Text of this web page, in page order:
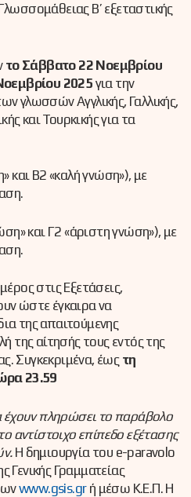
Β’ εξεταστικής
το Σάββατο 22 Νοεμβρίου
2025 για την
γλωσσών Αγγλικής, Γαλλικής,
και Τουρκικής για τα
και Β2 «καλή γνώση»), με
και Γ2 «άριστη γνώση»), με
στις Εξετάσεις,
ώστε έγκαιρα να
της απαιτούμενης
της αίτησής τους εντός της
Συγκεκριμένα, έως τη
23.59
έχουν πληρώσει το παράβολο
αντίστοιχο επίπεδο εξέτασης
Η δημιουργία του e-paravolo
Γενικής Γραμματείας
www.gsis.grή μέσω Κ.Ε.Π. Η